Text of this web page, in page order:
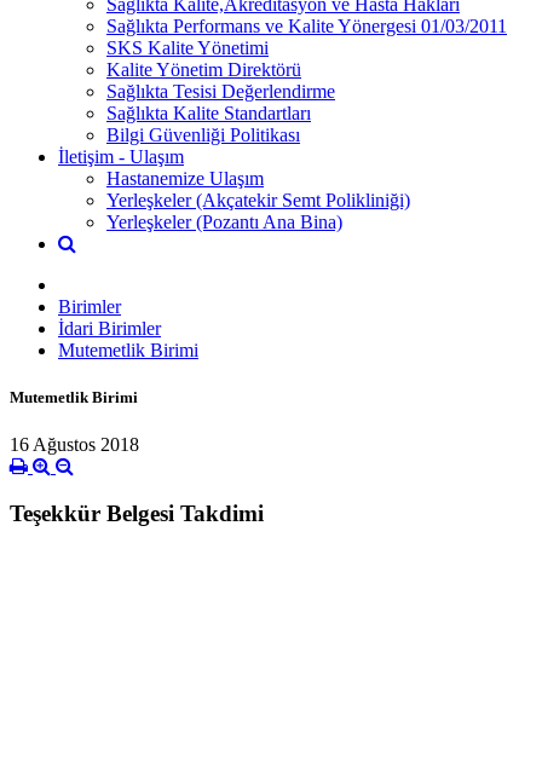
Sağlıkta Performans ve Kalite Yönergesi 01/03/2011
SKS Kalite Yönetimi
Kalite Yönetim Direktörü
Sağlıkta Tesisi Değerlendirme
Sağlıkta Kalite Standartları
Bilgi Güvenliği Politikası
İletişim - Ulaşım
Hastanemize Ulaşım
Yerleşkeler (Akçatekir Semt Polikliniği)
Yerleşkeler (Pozantı Ana Bina)
Birimler
İdari Birimler
Mutemetlik Birimi
Mutemetlik Birimi
16 Ağustos 2018
Teşekkür Belgesi Takdimi